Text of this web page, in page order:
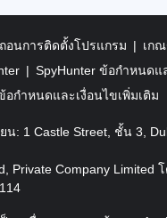
อนการติดตั้งโปรแกรม
เก
SpyHunter ข้อกำหนดแ
อกำหนดและเงื่อนไขเพิ่มเติม
น: 1 Castle Street, ชั้น 3,
Private Company Limited